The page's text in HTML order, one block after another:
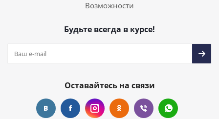
Возможности
Будьте всегда в курсе!
Оставайтесь на связи